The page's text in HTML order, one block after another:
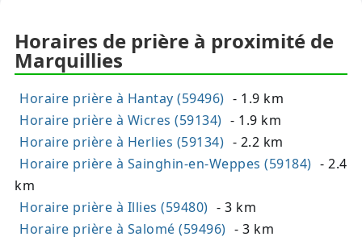
Horaires de prière à proximité de
Marquillies
Horaire prière à Hantay (59496) - 1.9 km
Horaire prière à Wicres (59134) - 1.9 km
Horaire prière à Herlies (59134) - 2.2 km
Horaire prière à Sainghin-en-Weppes (59184) - 2.4
km
Horaire prière à Illies (59480) - 3 km
Horaire prière à Salomé (59496) - 3 km